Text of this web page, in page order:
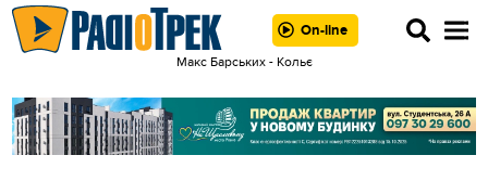
On-line
Макс Барських - Кольє